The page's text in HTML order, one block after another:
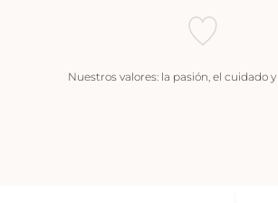
Nuestros valores: la pasión, el cuidado y